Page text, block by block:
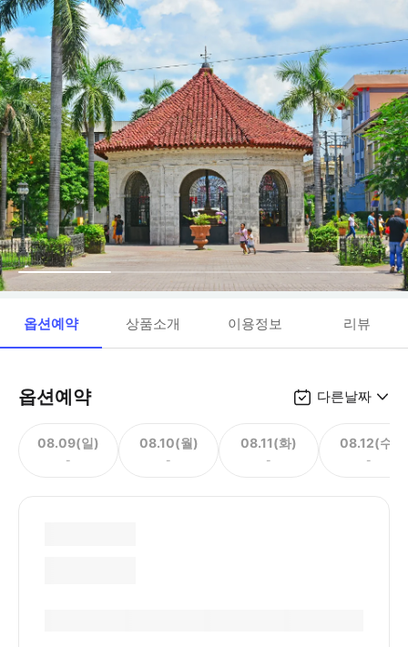
옵션예약 상품소개 이용정보 리뷰
옵션예약 다른날짜
08.09(일)
-
08.10(월)
-
08.11(화)
-
08.12(수)
-